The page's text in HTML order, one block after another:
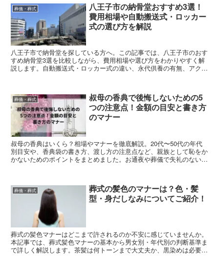
解消してください。
葬儀・葬式
八王子市の納骨堂おすすめ3選！
費用相場や自動搬送式・ロッカー
式の選び方を解説
八王子市で納骨堂を探している方へ。この記事では、八王子市のおす
すめ納骨堂3選を比較しながら、費用相場や選び方をわかりやすく解
説します。自動搬送式・ロッカー式の違い、永代供養の有無、アクセ
葬儀・葬式
叔母の香典で後悔しないための5
つの注意点！金額の目安と書き方
のマナー
叔母の香典はいくら？相場やマナーを徹底解説。20代〜50代の年代
別目安や、香典袋の書き方、渡し方の注意点など、親族として恥をか
かないためのポイントをまとめました。お通夜や葬儀で失礼のないよ
葬儀・葬式
葬式の髪色のマナーは？色・髪
型・身だしなみについてご紹介！
葬式の髪色マナーはどこまで許されるのか不安に感じていませんか。
本記事では、葬式髪色マナーの基本から男女別・年代別の判断基準ま
で詳しく解説します。茶髪は何トーンまで大丈夫か、黒染めは必要